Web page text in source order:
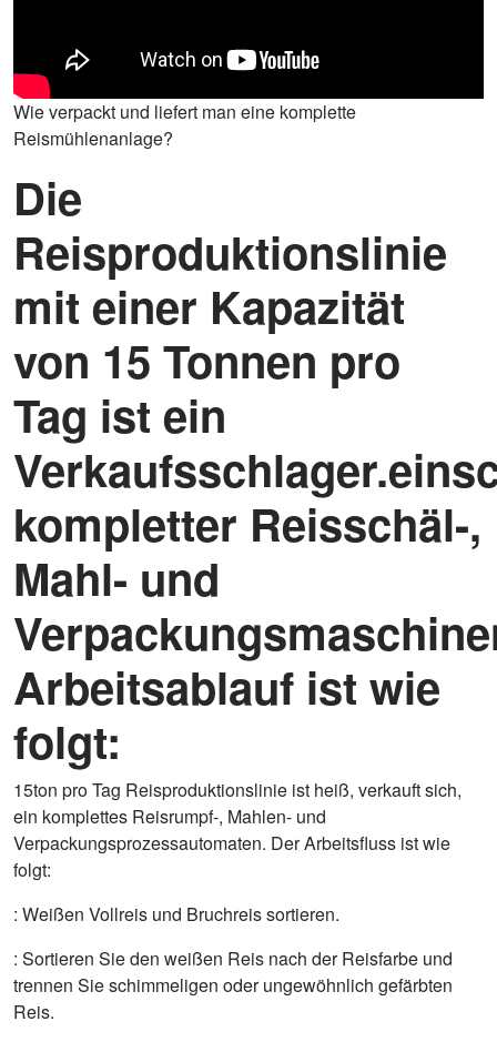
Wie verpackt und liefert man eine komplette
Reismühlenanlage?
Die
Reisproduktionslinie
mit einer Kapazität
von 15 Tonnen pro
Tag ist ein
kompletter Reisschäl-,
Mahl- und
Arbeitsablauf ist wie
folgt:
15ton pro Tag Reisproduktionslinie ist heiß, verkauft sich,
ein komplettes Reisrumpf-, Mahlen- und
Verpackungsprozessautomaten. Der Arbeitsfluss ist wie
folgt:
: Weißen Vollreis und Bruchreis sortieren.
: Sortieren Sie den weißen Reis nach der Reisfarbe und
trennen Sie schimmeligen oder ungewöhnlich gefärbten
Reis.